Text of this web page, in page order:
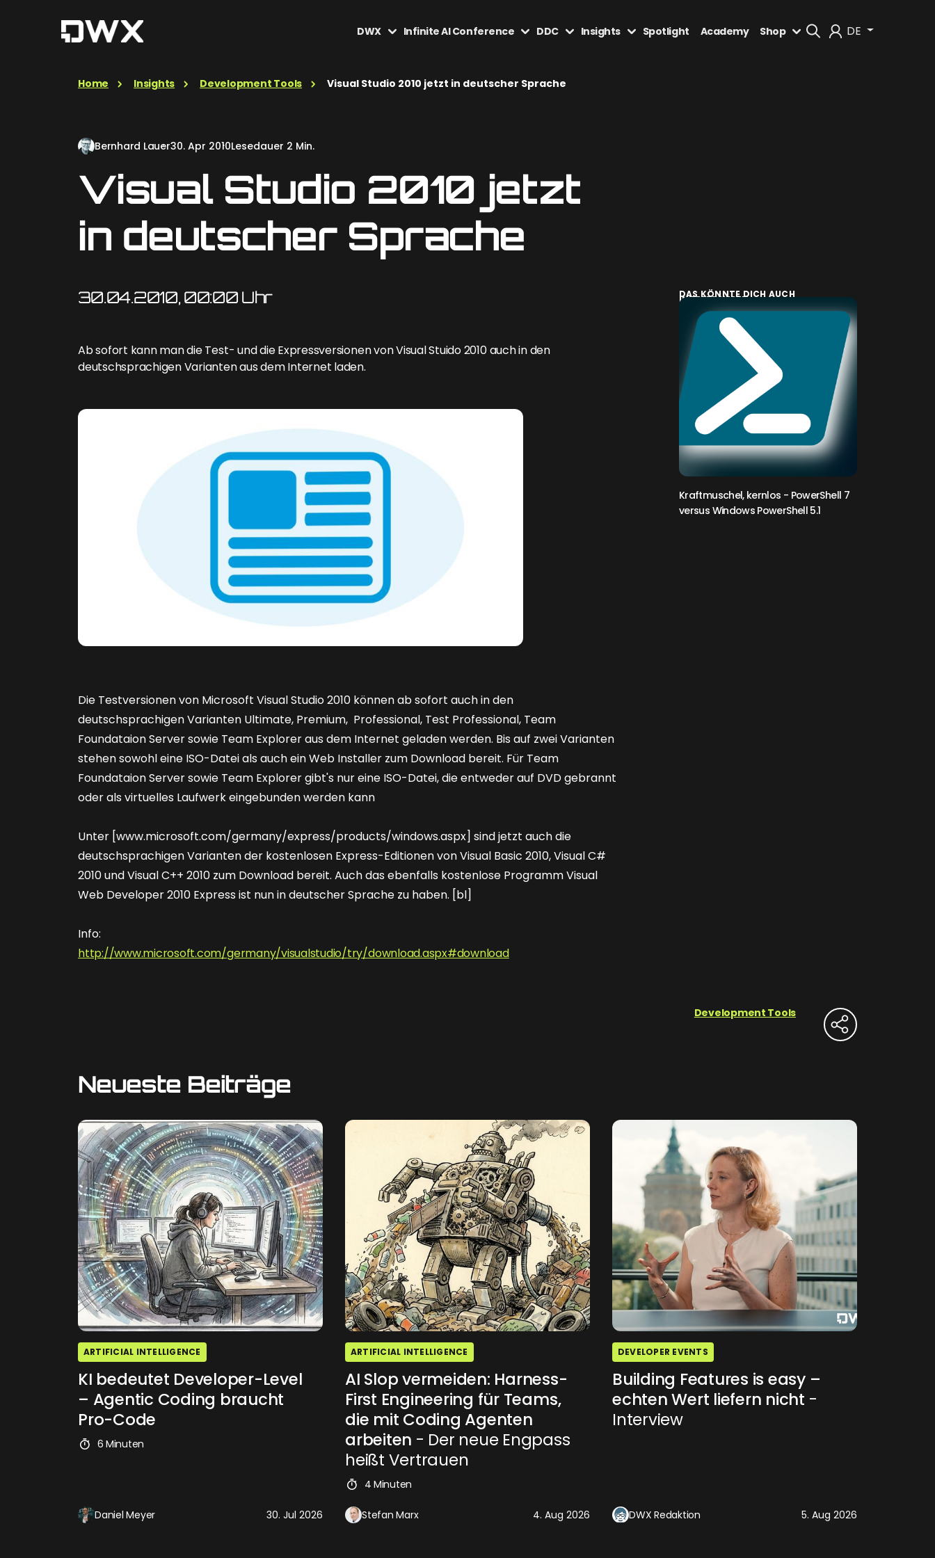
DE
DWX Infinite AI Conference DDC Insights Spotlight Academy Shop
Home Insights Development Tools Visual Studio 2010 jetzt in deutscher Sprache
Bernhard Lauer30. Apr 2010Lesedauer 2 Min.
Visual Studio 2010 jetzt
in deutscher Sprache
30.04.2010, 00:00 Uhr
Ab sofort kann man die Test- und die Expressversionen von Visual Stuido 2010 auch in den
deutschsprachigen Varianten aus dem Internet laden.
Die Testversionen von Microsoft Visual Studio 2010 können ab sofort auch in den
deutschsprachigen Varianten Ultimate, Premium, Professional, Test Professional, Team
Foundataion Server sowie Team Explorer aus dem Internet geladen werden. Bis auf zwei Varianten
stehen sowohl eine ISO-Datei als auch ein Web Installer zum Download bereit. Für Team
Foundataion Server sowie Team Explorer gibt's nur eine ISO-Datei, die entweder auf DVD gebrannt
oder als virtuelles Laufwerk eingebunden werden kann
Unter [www.microsoft.com/germany/express/products/windows.aspx] sind jetzt auch die
deutschsprachigen Varianten der kostenlosen Express-Editionen von Visual Basic 2010, Visual C#
2010 und Visual C++ 2010 zum Download bereit. Auch das ebenfalls kostenlose Programm Visual
Web Developer 2010 Express ist nun in deutscher Sprache zu haben. [bl]
Info:
http://www.microsoft.com/germany/visualstudio/try/download.aspx#download
DAS KÖNNTE DICH AUCH
INTERESSIEREN:
Kraftmuschel, kernlos - PowerShell 7
versus Windows PowerShell 5.1
Development Tools
Neueste Beiträge
ARTIFICIAL INTELLIGENCE
KI bedeutet Developer-Level
– Agentic Coding braucht
Pro-Code
6 Minuten
Daniel Meyer 30. Jul 2026
ARTIFICIAL INTELLIGENCE
AI Slop vermeiden: Harness-
First Engineering für Teams,
die mit Coding Agenten
arbeiten - Der neue Engpass
heißt Vertrauen
4 Minuten
Stefan Marx 4. Aug 2026
DEVELOPER EVENTS
Building Features is easy –
echten Wert liefern nicht -
Interview
DWX Redaktion 5. Aug 2026